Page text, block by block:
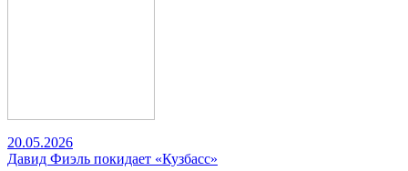
20.05.2026
Давид Фиэль покидает «Кузбасс»